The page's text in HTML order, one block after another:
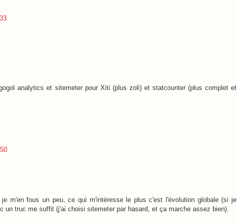
analytics et sitemeter pour Xiti (plus zoli) et statcounter (plus complet et
m'en fous un peu, ce qui m'intéresse le plus c'est l'évolution globale (si je
un truc me suffit (j'ai choisi sitemeter par hasard, et ça marche assez bien).